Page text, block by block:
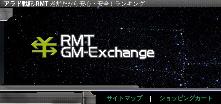
アラド戦記-RMT老舗だから安心・安全！ランキング
サイトマップ ショッピングカート